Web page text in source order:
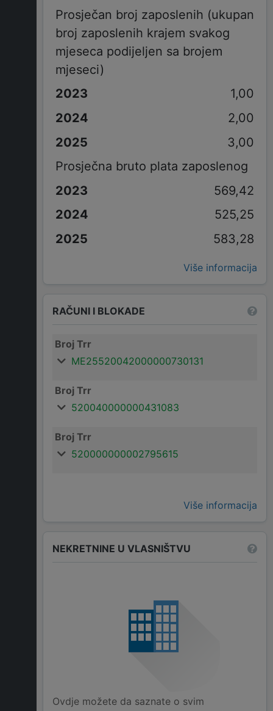
Prosječan broj zaposlenih (ukupan
broj zaposlenih krajem svakog
mjeseca podijeljen sa brojem
mjeseci)
1,00
2,00
3,00
Prosječna bruto plata zaposlenog
569,42
525,25
583,28
Više informacija
RAČUNI I BLOKADE
Broj Trr
ME25520042000000730131
Broj Trr
520040000000431083
Broj Trr
520000000002795615
Više informacija
NEKRETNINE U VLASNIŠTVU
Ovdje možete da saznate o svim